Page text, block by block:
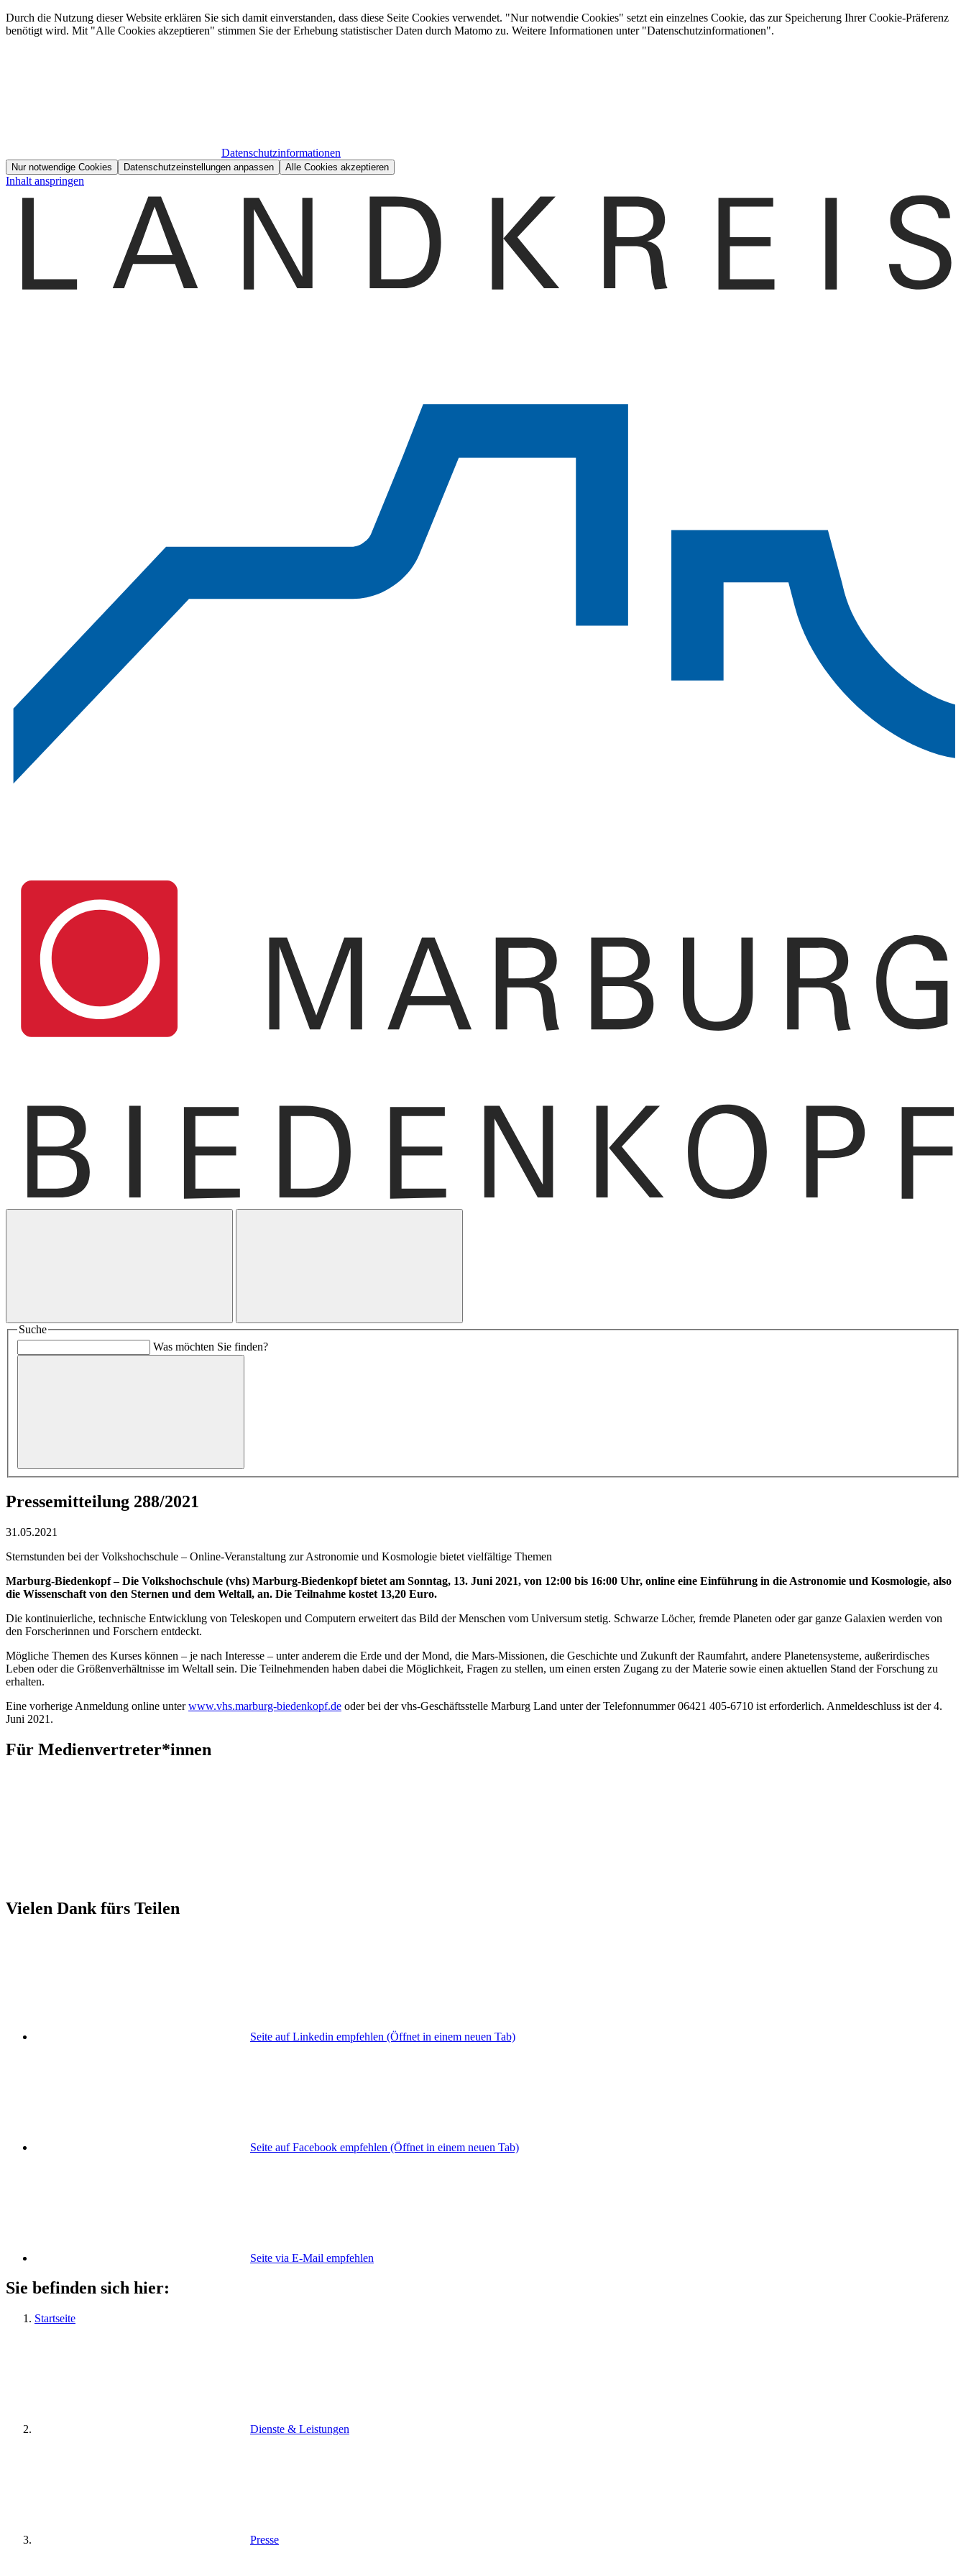
Durch die Nutzung dieser Website erklären Sie sich damit einverstanden, dass diese Seite Cookies verwendet. "Nur notwendie Cookies" setzt ein einzelnes Cookie, das zur Speicherung Ihrer Cookie-Präferenz
benötigt wird. Mit "Alle Cookies akzeptieren" stimmen Sie der Erhebung statistischer Daten durch Matomo zu. Weitere Informationen unter "Datenschutzinformationen".
Datenschutzinformationen
Nur notwendige Cookies Datenschutzeinstellungen anpassen Alle Cookies akzeptieren
Inhalt anspringen
Suche
Was möchten Sie finden?
Pressemitteilung 288/2021
31.05.2021
Sternstunden bei der Volkshochschule – Online-Veranstaltung zur Astronomie und Kosmologie bietet vielfältige Themen
Marburg-Biedenkopf – Die Volkshochschule (vhs) Marburg-Biedenkopf bietet am Sonntag, 13. Juni 2021, von 12:00 bis 16:00 Uhr, online eine Einführung in die Astronomie und Kosmologie, also
die Wissenschaft von den Sternen und dem Weltall, an. Die Teilnahme kostet 13,20 Euro.
Die kontinuierliche, technische Entwicklung von Teleskopen und Computern erweitert das Bild der Menschen vom Universum stetig. Schwarze Löcher, fremde Planeten oder gar ganze Galaxien werden von
den Forscherinnen und Forschern entdeckt.
Mögliche Themen des Kurses können – je nach Interesse – unter anderem die Erde und der Mond, die Mars-Missionen, die Geschichte und Zukunft der Raumfahrt, andere Planetensysteme, außerirdisches
Leben oder die Größenverhältnisse im Weltall sein. Die Teilnehmenden haben dabei die Möglichkeit, Fragen zu stellen, um einen ersten Zugang zu der Materie sowie einen aktuellen Stand der Forschung zu
erhalten.
Eine vorherige Anmeldung online unterwww.vhs.marburg-biedenkopf.de oder bei der vhs-Geschäftsstelle Marburg Land unter der Telefonnummer 06421 405-6710 ist erforderlich. Anmeldeschluss ist der 4.
Juni 2021.
Für Medienvertreter*innen
Vielen Dank fürs Teilen
Seite auf Linkedin empfehlen (Öffnet in einem neuen Tab)
Seite auf Facebook empfehlen (Öffnet in einem neuen Tab)
Seite via E-Mail empfehlen
Sie befinden sich hier:
Startseite
Dienste & Leistungen
Presse